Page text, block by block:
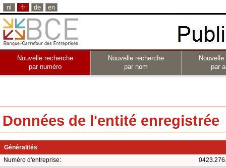
nl fr de en
Nouvelle recherche
par numéro
Nouvelle recherche
par nom
par
Données de l'entité enregistrée
Généralités
Numéro d'entreprise: